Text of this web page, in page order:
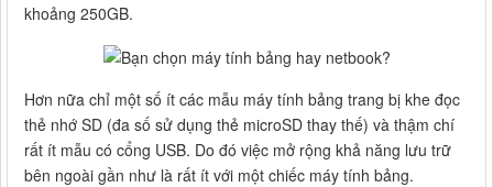
khoảng 250GB.
Hơn nữa chỉ một số ít các mẫu máy tính bảng trang bị khe đọc
thẻ nhớ SD (đa số sử dụng thẻ microSD thay thế) và thậm chí
rất ít mẫu có cổng USB. Do đó việc mở rộng khả năng lưu trữ
bên ngoài gần như là rất ít với một chiếc máy tính bảng.